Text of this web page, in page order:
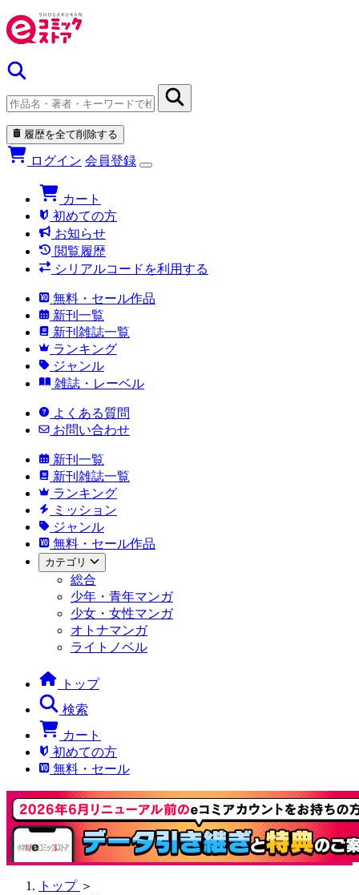
履歴を全て削除する
ログイン 会員登録
カート
初めての方
お知らせ
閲覧履歴
シリアルコードを利用する
無料・セール作品
新刊一覧
新刊雑誌一覧
ランキング
ジャンル
雑誌・レーベル
よくある質問
お問い合わせ
新刊一覧
新刊雑誌一覧
ランキング
ミッション
ジャンル
無料・セール作品
カテゴリ
総合
少年・青年マンガ
少女・女性マンガ
オトナマンガ
ライトノベル
トップ
検索
カート
初めての方
無料・セール
トップ ＞